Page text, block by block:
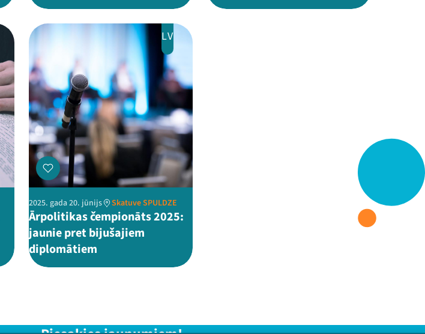
LV
2025. gada 20. jūnijs Skatuve SPULDZE
Ārpolitikas čempionāts 2025:
jaunie pret bijušajiem
diplomātiem